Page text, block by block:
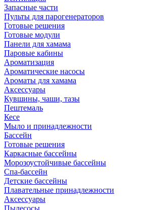
Запасные части
Пульты для парогенераторов
Готовые решения
Готовые модули
Панели для хамама
Паровые кабины
Ароматизация
Ароматические насосы
Ароматы для хамама
Аксессуары
Кувшины, чаши, тазы
Пештемаль
Кесе
Мыло и принадлежности
Бассейн
Готовые решения
Каркасные бассейны
Морозоустойчивые бассейны
Спа-бассейн
Детские бассейны
Плавательные принадлежности
Аксессуары
Пылесосы